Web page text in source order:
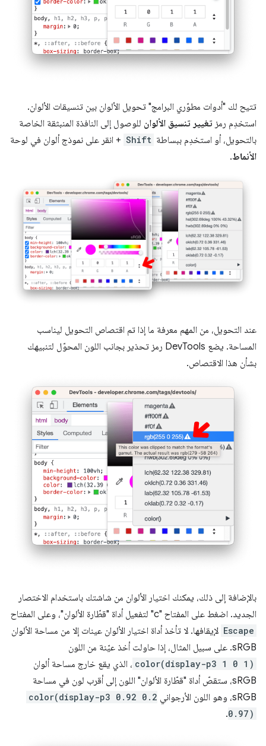
تتيح لك "أدوات مطوّري البرامج" تحويل الألوان بين تنسيقات الألوان.
استخدِم رمز تغيير تنسيق الألوان للوصول إلى النافذة المنبثقة الخاصة
بالتحويل، أو استخدِم ببساطة Shift + انقر على نموذج ألوان في لوحة
الأنماط.
عند التحويل، من المهم معرفة ما إذا تم اقتصاص التحويل ليناسب
المساحة. يضع DevTools رمز تحذير بجانب اللون المحوّل لتنبيهك
بشأن هذا الاقتصاص.
بالإضافة إلى ذلك، يمكنك اختيار الألوان من شاشتك باستخدام الاختصار
الجديد. اضغط على المفتاح "c" لتفعيل أداة "قطّارة الألوان"، وعلى المفتاح
Escape لإيقافها. لا تأخذ أداة اختيار الألوان عينات إلا من مساحة الألوان
sRGB. على سبيل المثال، إذا حاولت أخذ عيّنة من اللون
color(display-p3 1 0 1) ، الذي يقع خارج مساحة ألوان
sRGB، ستقصّ أداة "قطّارة الألوان" اللون إلى أقرب لون في مساحة
sRGB، وهو اللون الأرجواني
color(display-p3 0.92 0.2
0.97)
.